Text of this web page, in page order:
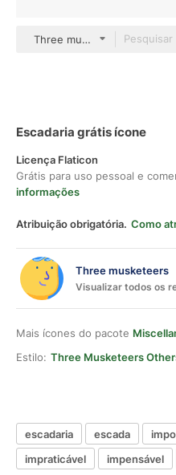
Three musketeers Others
Escadaria grátis ícone
Licença Flaticon
Grátis para uso pessoal e
informações
Atribuição obrigatória. Como
Three musketeers
Visualizar todos os
Mais ícones do pacote
Estilo: Three Musketeers
escadaria escada
impraticável
impensável